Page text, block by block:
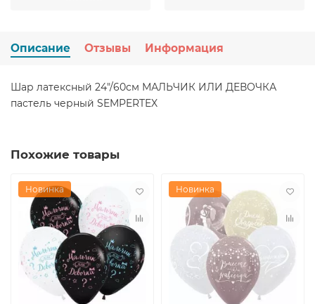
Описание Отзывы Информация
Шар латексный 24"/60см МАЛЬЧИК ИЛИ ДЕВОЧКА
пастель черный SEMPERTEX
Похожие товары
Новинка Новинка